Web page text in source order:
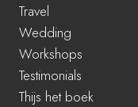
Travel
Wedding
Workshops
Testimonials
Thijs het boek